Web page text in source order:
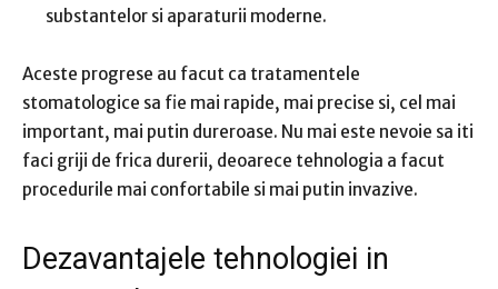
substantelor si aparaturii moderne.
Aceste progrese au facut ca tratamentele
stomatologice sa fie mai rapide, mai precise si, cel mai
important, mai putin dureroase. Nu mai este nevoie sa iti
faci griji de frica durerii, deoarece tehnologia a facut
procedurile mai confortabile si mai putin invazive.
Dezavantajele tehnologiei in